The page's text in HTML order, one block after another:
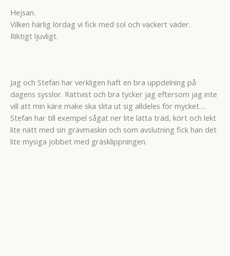
Hejsan.
Vilken härlig lördag vi fick med sol och vackert väder.
Riktigt ljuvligt.
Jag och Stefan har verkligen haft en bra uppdelning på
dagens sysslor. Rättvist och bra tycker jag eftersom jag inte
vill att min käre make ska slita ut sig alldeles för mycket….
Stefan har till exempel sågat ner lite lätta träd, kört och lekt
lite nätt med sin grävmaskin och som avslutning fick han det
lite mysiga jobbet med gräsklippningen.